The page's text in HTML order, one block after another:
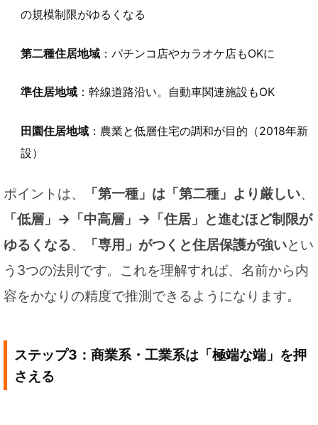
の規模制限がゆるくなる
第二種住居地域：パチンコ店やカラオケ店もOKに
準住居地域：幹線道路沿い。自動車関連施設もOK
田園住居地域：農業と低層住宅の調和が目的（2018年新
設）
ポイントは、 「第一種」は「第二種」より厳しい、
「低層」→「中高層」→「住居」と進むほど制限が
ゆるくなる、 「専用」がつくと住居保護が強いとい
う3つの法則です。これを理解すれば、名前から内
容をかなりの精度で推測できるようになります。
ステップ3：商業系・工業系は「極端な端」を押
さえる